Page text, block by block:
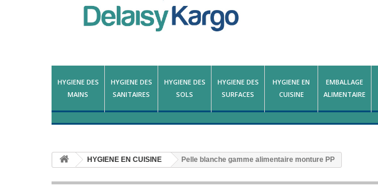
HYGIENE DES
MAINS
HYGIENE DES
SANITAIRES
HYGIENE DES
SOLS
HYGIENE DES
SURFACES
HYGIENE EN
CUISINE
EMBALLAGE
ALIMENTAIRE
HYGIENE EN CUISINE Pelle blanche gamme alimentaire monture PP